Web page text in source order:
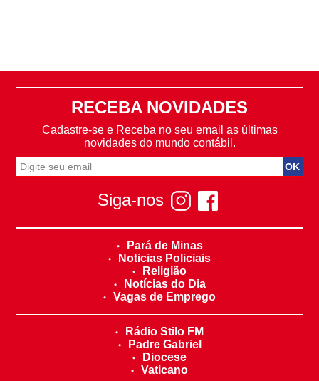
RECEBA NOVIDADES
Cadastre-se e Receba no seu email as últimas
novidades do mundo contábil.
Siga-nos
Pará de Minas
Noticias Policiais
Religião
Notícias do Dia
Vagas de Emprego
Rádio Stilo FM
Padre Gabriel
Diocese
Vaticano